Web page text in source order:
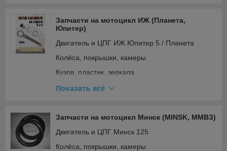
Электрооборудование и зажигание
Запчасти на мотоцикл ИЖ (Планета,
Юпитер)
Двигатель и ЦПГ ИЖ Юпитер 5 / Планета
Колёса, покрышки, камеры
Кузов, пластик, зеркала
Освещение и поворотники
Прочее
Ремкомплекты, прокладки, подшипники
Топливная система и карбюратор
Показать всё
Запчасти на мотоцикл Минск (MINSK, ММВЗ)
Двигатель и ЦПГ Минск 125
Колёса, покрышки, камеры